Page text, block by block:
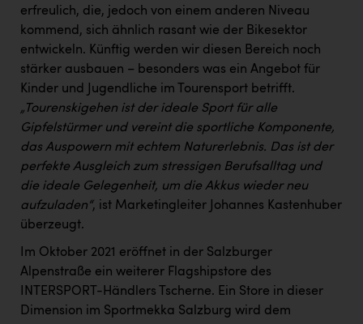
erfreulich, die, jedoch von einem anderen Niveau
kommend, sich ähnlich rasant wie der Bikesektor
entwickeln. Künftig werden wir diesen Bereich noch
stärker ausbauen – besonders was ein Angebot für
Kinder und Jugendliche im Tourensport betrifft.
„Tourenskigehen ist der ideale Sport für alle
Gipfelstürmer und vereint die sportliche Komponente,
das Auspowern mit echtem Naturerlebnis. Das ist der
perfekte Ausgleich zum stressigen Berufsalltag und
die ideale Gelegenheit, um die Akkus wieder neu
aufzuladen“, ist Marketingleiter Johannes Kastenhuber
überzeugt.
Im Oktober 2021 eröffnet in der Salzburger
Alpenstraße ein weiterer Flagshipstore des
INTERSPORT-Händlers Tscherne. Ein Store in dieser
Dimension im Sportmekka Salzburg wird dem